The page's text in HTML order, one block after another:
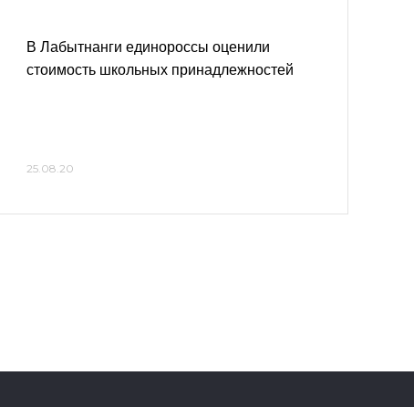
В Лабытнанги единороссы оценили
стоимость школьных принадлежностей
25.08.20